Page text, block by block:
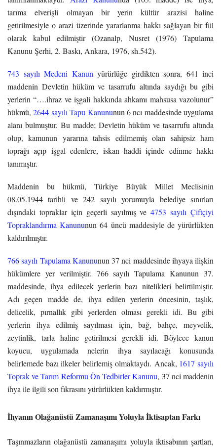
tarıma elverişli olmayan bir yerin kültür arazisi haline
getirilmesiyle o arazi üzerinde yararlanma hakkı sağlayan bir fiil
olarak kabul edilmiştir (Ozanalp, Nusret (1976) Tapulama
Kanunu Şerhi, 2. Baskı, Ankara, 1976, sh.542).
743 sayılı Medeni Kanun yürürlüğe girdikten sonra, 641 inci
maddenin Devletin hüküm ve tasarrufu altında saydığı bu gibi
yerlerin “….ihraz ve işgali hakkında ahkamı mahsusa vazolunur”
hükmü,2644 sayılı Tapu Kanununun 6 ncı maddesinde uygulama
alanı bulmuştur. Bu madde; Devletin hüküm ve tasarrufu altında
olup, kamunun yararına tahsis edilmemiş olan sahipsiz ham
toprağı açıp işgal edenlere, iskan haddi içinde edinme hakkı
tanımıştır.
Maddenin bu hükmü, Türkiye Büyük Millet Meclisinin
08.05.1944 tarihli ve 242 sayılı yorumuyla belediye sınırları
dışındaki topraklar için geçerli sayılmış ve4753 sayılı Çiftçiyi
Topraklandırma Kanununun 64 üncü maddesiyle de yürürlükten
kaldırılmıştır.
766 sayılı Tapulama Kanununun 37 nci maddesinde ihyaya ilişkin
hükümlere yer verilmiştir. 766 sayılı Tapulama Kanunun 37.
maddesinde, ihya edilecek yerlerin bazı nitelikleri belirtilmiştir.
Adı geçen madde de, ihya edilen yerlerin öncesinin, taşlık,
delicelik, pırnallık gibi yerlerden olması gerekli idi. Bu gibi
yerlerin ihya edilmiş sayılması için, bağ, bahçe, meyvelik,
zeytinlik, tarla haline getirilmesi gerekli idi. Böylece kanun
koyucu, uygulamada nelerin ihya sayılacağı konusunda
belirlemede bazı ilkeler belirlemiş olmaktaydı. Ancak, 1617 sayılı
Toprak ve Tarım Reformu Ön Tedbirler Kanunu, 37 nci maddenin
ihya ile ilgili son fıkrasını yürürlükten kaldırmıştır.
İhyanın Olağanüstü Zamanaşımı Yoluyla İktisaptan Farkı
Taşınmazların olağanüstü zamanaşımı yoluyla iktisabının şartları,